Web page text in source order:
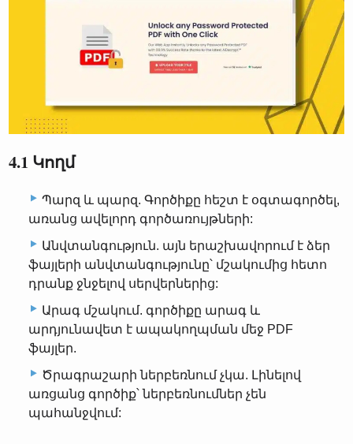
4.1 Կողմ
Պարզ և պարզ. Գործիքը հեշտ է օգտագործել,
առանց ավելորդ գործառույթների:
Անվտանգություն. այն երաշխավորում է ձեր
ֆայլերի անվտանգությունը՝ մշակումից հետո
դրանք ջնջելով սերվերներից:
Արագ մշակում. գործիքը արագ և
արդյունավետ է ապակողպման մեջ PDF
ֆայլեր.
Ծրագրաշարի ներբեռնում չկա. Լինելով
առցանց գործիք՝ ներբեռնումներ չեն
պահանջվում: